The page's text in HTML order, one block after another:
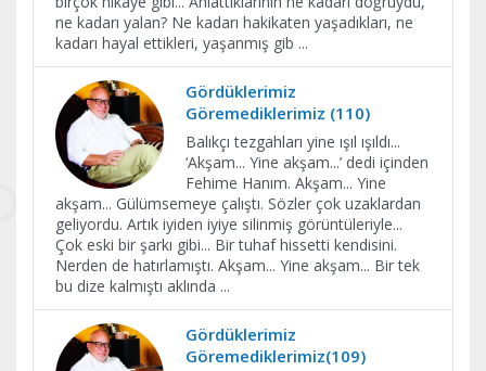
ne kadarı yalan? Ne kadarı hakikaten yaşadıkları, ne
kadarı hayal ettikleri, yaşanmış gib ...
Gördüklerimiz
Göremediklerimiz (110)
Balıkçı tezgahları yine ışıl ışıldı...
‘Akşam... Yine akşam...’ dedi içinden
Fehime Hanım. Akşam... Yine
akşam... Gülümsemeye çalıştı. Sözler çok uzaklardan
geliyordu. Artık iyiden iyiye silinmiş görüntüleriyle...
Çok eski bir şarkı gibi... Bir tuhaf hissetti kendisini.
Nerden de hatırlamıştı. Akşam... Yine akşam... Bir tek
bu dize kalmıştı aklında ...
Gördüklerimiz
Göremediklerimiz(109)